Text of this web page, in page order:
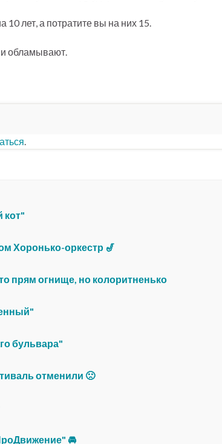
лет, а потратите вы на них 15.
обламывают.
.
кот"
Хоронько-оркестр 🎷
прям огнище, но колоритненько
бульвара"
отменили 🙁
🚘